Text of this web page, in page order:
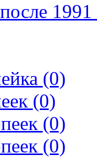
(0)
(0)
(0)
(0)